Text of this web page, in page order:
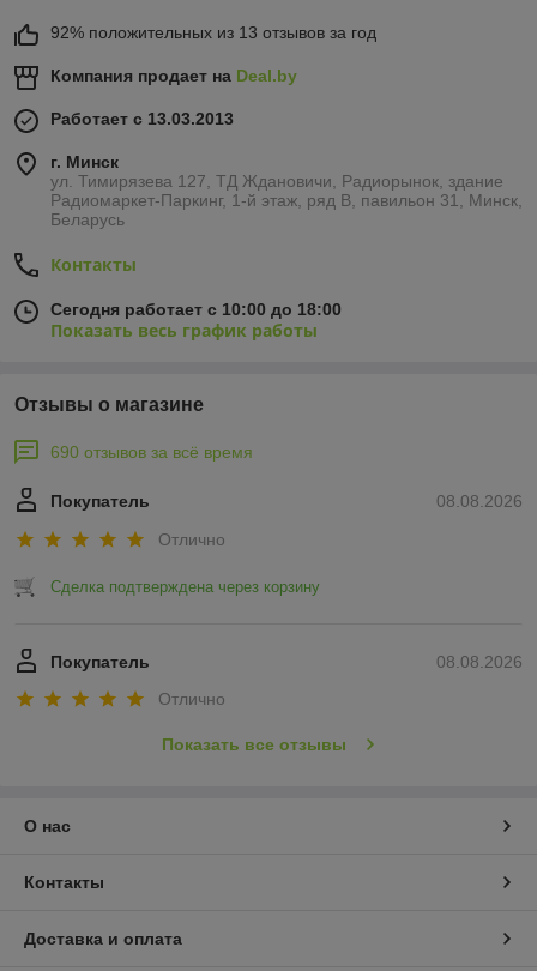
92% положительных из 13 отзывов за год
Компания продает на Deal.by
Работает с 13.03.2013
г. Минск
ул. Тимирязева 127, ТД Ждановичи, Радиорынок, здание
Радиомаркет-Паркинг, 1-й этаж, ряд В, павильон 31, Минск,
Беларусь
Контакты
Сегодня работает с 10:00 до 18:00
Показать весь график работы
Отзывы о магазине
690 отзывов за всё время
08.08.2026
Покупатель
Отлично
Сделка подтверждена через корзину
08.08.2026
Покупатель
Отлично
Показать все отзывы
О нас
Контакты
Доставка и оплата